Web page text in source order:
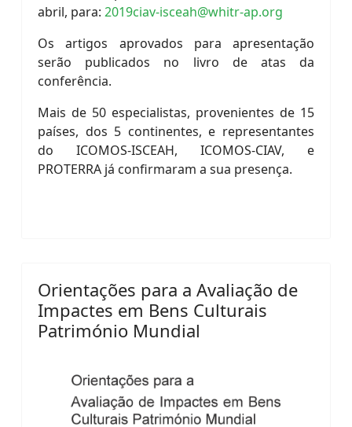
abril, para: 2019ciav-isceah@whitr-ap.org
Os artigos aprovados para apresentação
serão publicados no livro de atas da
conferência.
Mais de 50 especialistas, provenientes de 15
países, dos 5 continentes, e representantes
do ICOMOS-ISCEAH, ICOMOS-CIAV, e
PROTERRA já confirmaram a sua presença.
Orientações para a Avaliação de
Impactes em Bens Culturais
Património Mundial